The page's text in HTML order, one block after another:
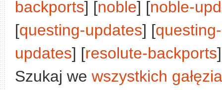
backports] [noble] [noble-
[questing-updates] [
updates] [resolute-backports
Szukaj we wszystkich